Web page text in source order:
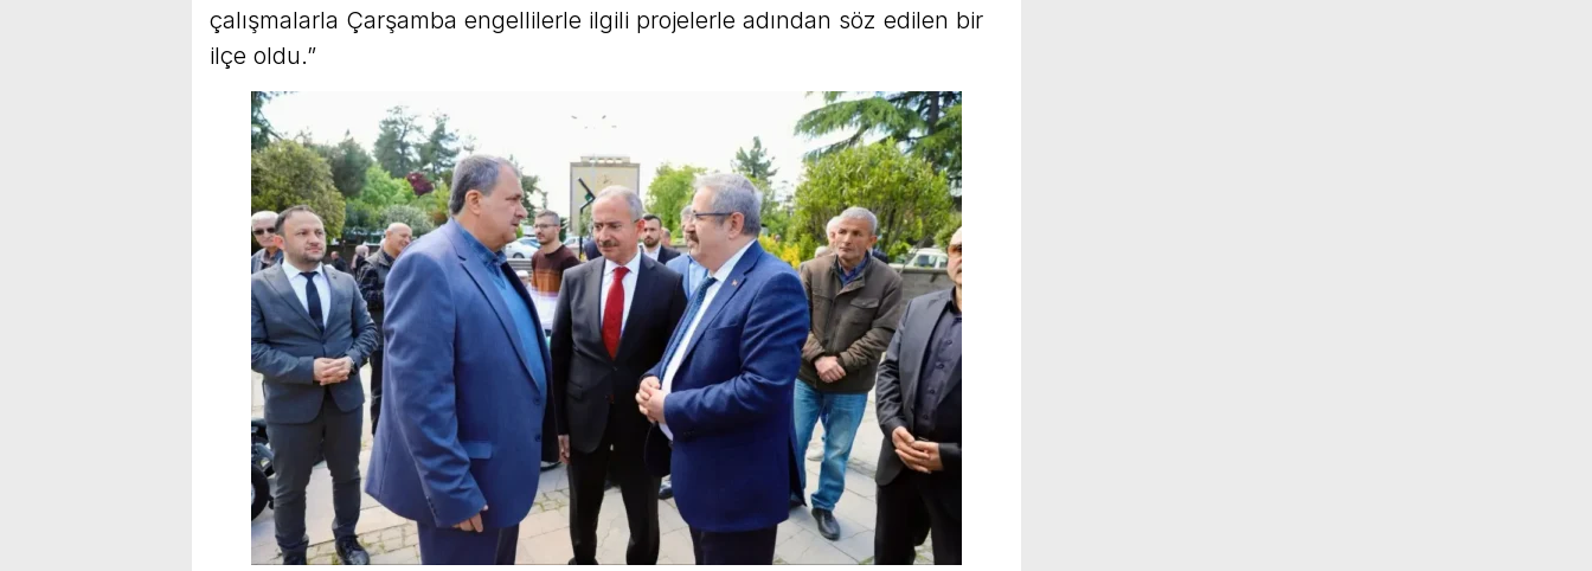
çalışmalarla Çarşamba engellilerle ilgili projelerle adından söz edilen bir
ilçe oldu.”